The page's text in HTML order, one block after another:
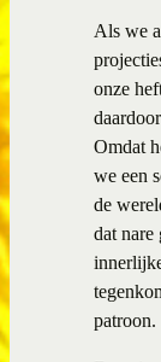
Als we
onze
Omdat
we een
de
dat nare
patroon.